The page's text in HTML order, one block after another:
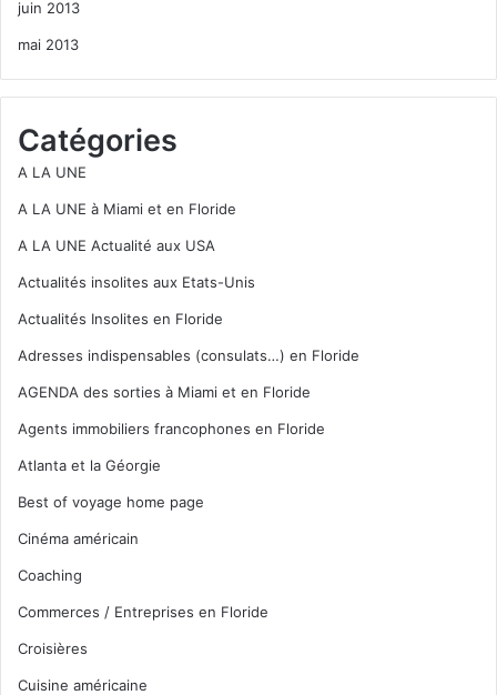
juin 2013
mai 2013
Catégories
A LA UNE
A LA UNE à Miami et en Floride
A LA UNE Actualité aux USA
Actualités insolites aux Etats-Unis
Actualités Insolites en Floride
Adresses indispensables (consulats…) en Floride
AGENDA des sorties à Miami et en Floride
Agents immobiliers francophones en Floride
Atlanta et la Géorgie
Best of voyage home page
Cinéma américain
Coaching
Commerces / Entreprises en Floride
Croisières
Cuisine américaine